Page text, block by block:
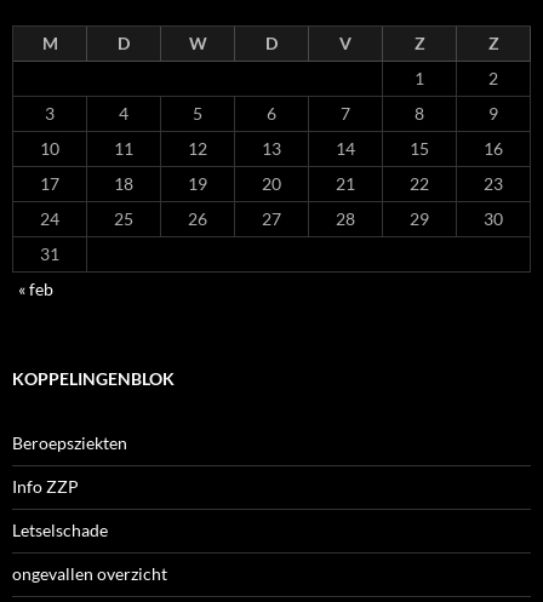
M D W D V Z
Z
1
2
3
4 5 6 7 8
9
10
11 12 13 14 15
16
17
18 19 20 21 22
23
24
25 26 27 28 29
30
31
« feb
KOPPELINGENBLOK
Beroepsziekten
Info ZZP
Letselschade
ongevallen overzicht